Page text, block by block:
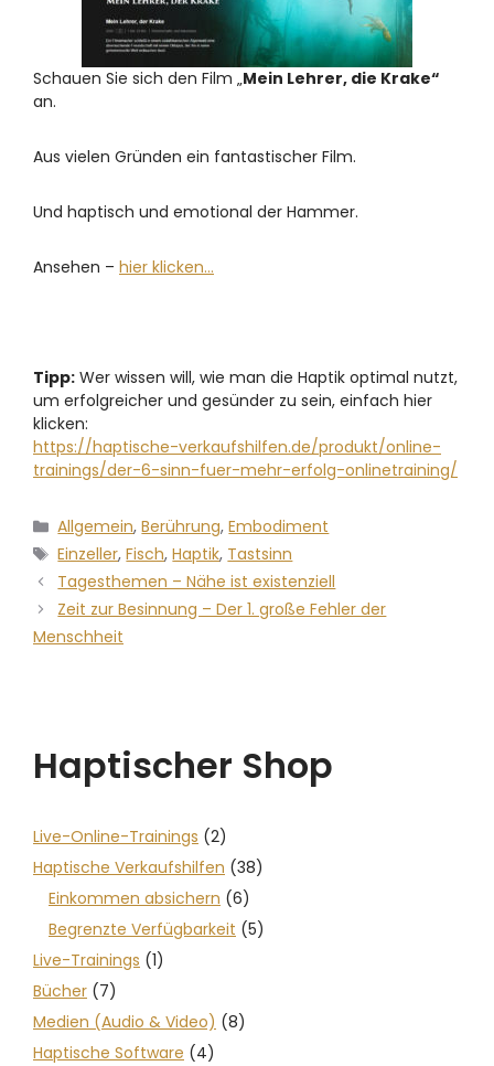
Schauen Sie sich den Film „Mein Lehrer, die Krake“
an.
Aus vielen Gründen ein fantastischer Film.
Und haptisch und emotional der Hammer.
Ansehen – hier klicken…
Tipp: Wer wissen will, wie man die Haptik optimal nutzt,
um erfolgreicher und gesünder zu sein, einfach hier
klicken:
https://haptische-verkaufshilfen.de/produkt/online-
trainings/der-6-sinn-fuer-mehr-erfolg-onlinetraining/
Allgemein,Berührung,Embodiment
Einzeller,Fisch,Haptik, Tastsinn
Tagesthemen – Nähe ist existenziell
Zeit zur Besinnung – Der 1. große Fehler der
Menschheit
Haptischer Shop
Live-Online-Trainings (2)
Haptische Verkaufshilfen (38)
Einkommen absichern (6)
Begrenzte Verfügbarkeit (5)
Live-Trainings (1)
Bücher (7)
Medien (Audio & Video) (8)
Haptische Software (4)